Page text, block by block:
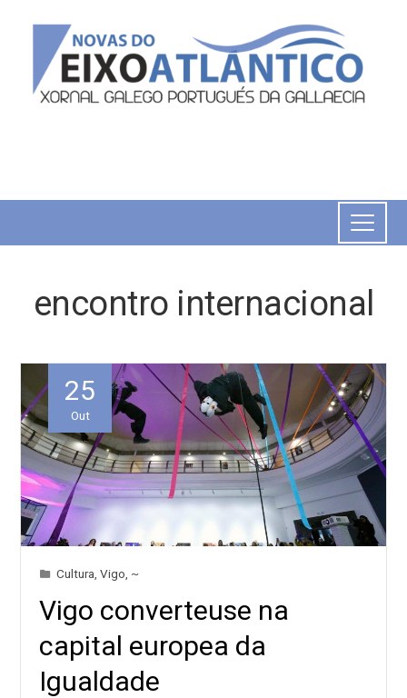
encontro internacional
25
Out
Cultura ,Vigo ~
Vigo converteuse na
capital europea da
Igualdade